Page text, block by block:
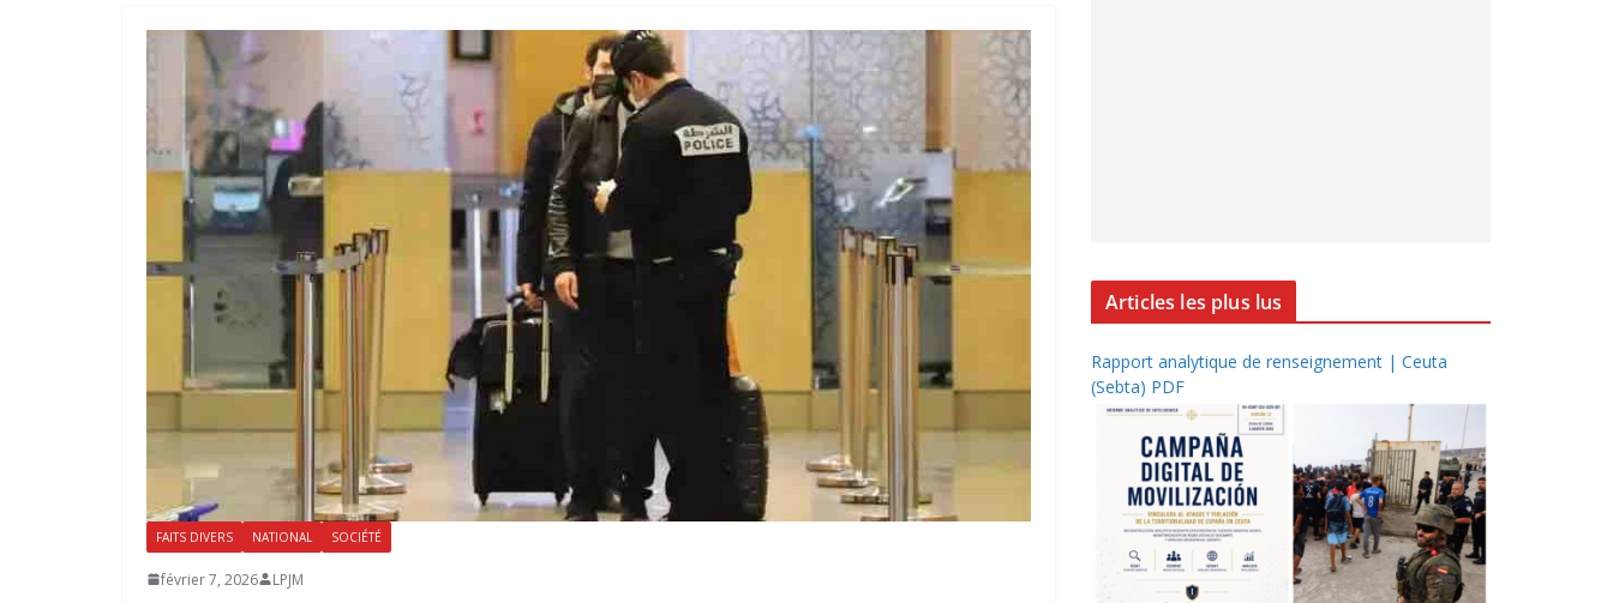
FAITS DIVERS NATIONAL SOCIÉTÉ
février 7, 2026 LPJM
Articles les plus lus
Rapport analytique de renseignement | Ceuta
(Sebta) PDF